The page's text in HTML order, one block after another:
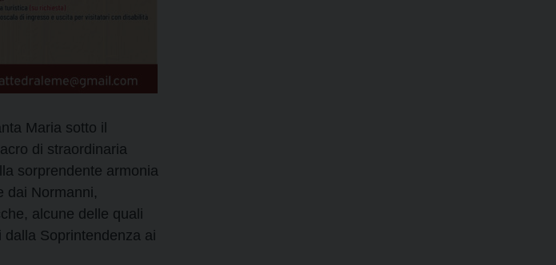
Maria sotto il
di straordinaria
sorprendente armonia
dai Normanni,
alcune delle quali
Soprintendenza ai